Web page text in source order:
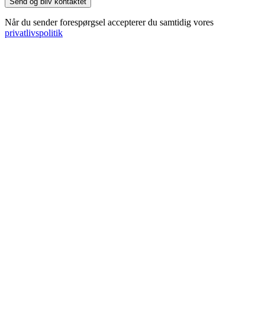
Når du sender forespørgsel accepterer du samtidig vores
privatlivspolitik